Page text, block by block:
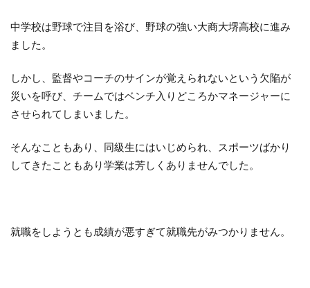
中学校は野球で注目を浴び、野球の強い大商大堺高校に進み
ました。
しかし、監督やコーチのサインが覚えられないという欠陥が
災いを呼び、チームではベンチ入りどころかマネージャーに
させられてしまいました。
そんなこともあり、同級生にはいじめられ、スポーツばかり
してきたこともあり学業は芳しくありませんでした。
就職をしようとも成績が悪すぎて就職先がみつかりません。